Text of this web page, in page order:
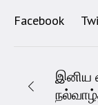
Facebook